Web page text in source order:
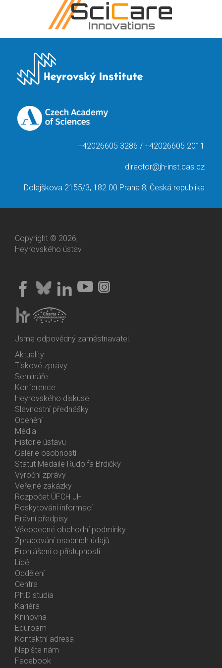
+42026605 3286 / +42026605 2011
director@jh-inst.cas.cz
Dolejškova 2155/3, 182 00 Praha 8, Česká republika
Copyright © 2026,
Heyrovského ústav
Jsme odpovědný zaměstnavatel.
Bottom
Menu
Activities
Aktuality
Tiskové zprávy
Semináře
Konference
Heyrovského diskuse
Slavnostní přednášky
Ocenění
Média
Historie ústavu
Galerie osobností
Statut Medaile Rudolfa Brdičky
Bottom
Menu
About
Us
Výroční zprávy
Veřejné zakázky
Rozpočet ÚFCH JH
Poskytování informací
Právní předpisy
Všeobecné obchodní podmínky
Zpracování osobních údajů
Prohlášení o přístupnosti
Bottom
Menu
Contacts
Lidé
Oddělení
Centra
Ph.D studia
Kariéra
Knihovna
Eduroam
Kontaktní adresa
Napište nám
Facebook